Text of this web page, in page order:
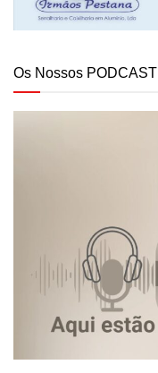
Os Nossos PODCAST